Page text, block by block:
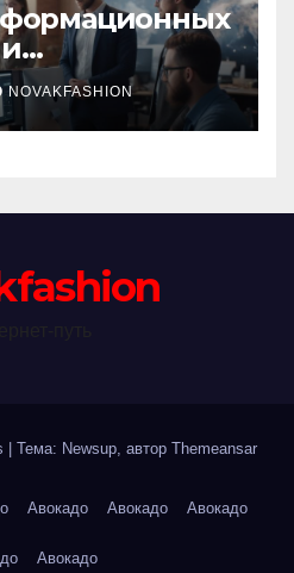
решения
NOVAKFASHION
Тема: Newsup, автор Themeansar
Авокадо Авокадо Авокадо
Авокадо